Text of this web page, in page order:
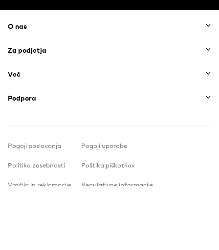
Footer
O nas
Za podjetja
Več
Podpora
Pogoji poslovanja Pogoji uporabe
Politika zasebnosti Politika piškotkov
Vračila in reklamacije Regulativne informacije